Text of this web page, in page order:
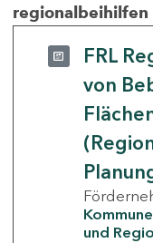
regionalbeihilfen
FRL
von
und